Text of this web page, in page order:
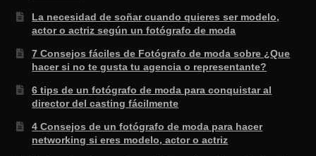
La necesidad de soñar cuando quieres ser modelo,
actor o actriz según un fotógrafo de moda
7 Consejos fáciles de Fotógrafo de moda sobre ¿Que
hacer si no te gusta tu agencia o representante?
6 tips de un fotógrafo de moda para conquistar al
director del casting fácilmente
4 Consejos de un fotógrafo de moda para hacer
networking si eres modelo, actor o actriz